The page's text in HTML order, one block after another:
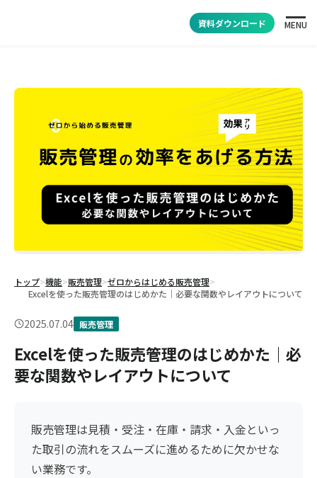
資料ダウンロード MENU
トップ>機能>販売管理>ゼロからはじめる販売管理>
Excelを使った販売管理のはじめかた｜必要な関数やレイアウトについて
2025.07.04 販売管理
Excelを使った販売管理のはじめかた｜必
要な関数やレイアウトについて
販売管理は見積・受注・在庫・請求・入金といっ
た取引の流れをスムーズに進めるために欠かせな
い業務です。